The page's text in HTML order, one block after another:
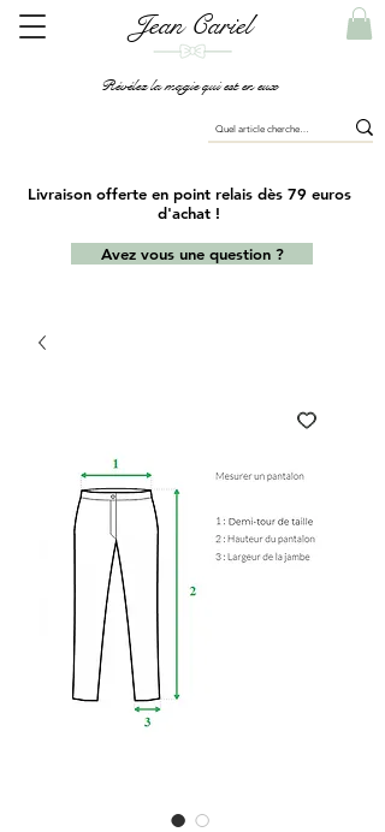
Jean Cariel
Révélez la magie qui est en eux
Livraison offerte en point relais dès 79 euros
d'achat !
Avez vous une question ?